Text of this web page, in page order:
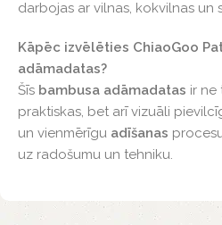
darbojas ar vilnas, kokvilnas un
Kāpēc izvēlēties ChiaoGoo
adāmadatas?
Šīs bambusa adāmadatas ir ne
praktiskas, bet arī vizuāli
un vienmērīgu adīšanas
uz radošumu un tehniku.